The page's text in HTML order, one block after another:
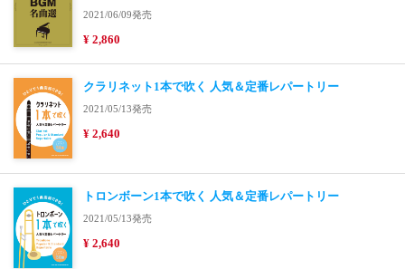
2021/06/09発売
¥ 2,860
クラリネット1本で吹く 人気＆定番レパートリー
2021/05/13発売
¥ 2,640
トロンボーン1本で吹く 人気＆定番レパートリー
2021/05/13発売
¥ 2,640